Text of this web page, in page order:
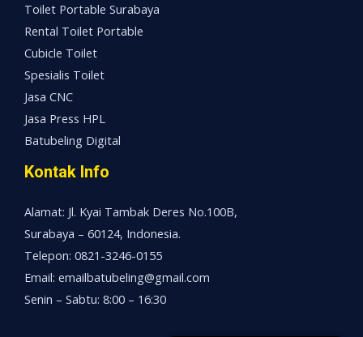
Toilet Portable Surabaya
Rental Toilet Portable
Cubicle Toilet
Spesialis Toilet
Jasa CNC
Jasa Press HPL
Batubeling Digital
Kontak Info
Alamat: Jl. Kyai Tambak Deres No.100B,
Surabaya – 60124, Indonesia.
Telepon: 0821-3246-0155
Email: emailbatubeling@gmail.com
Senin – Sabtu: 8:00 – 16:30